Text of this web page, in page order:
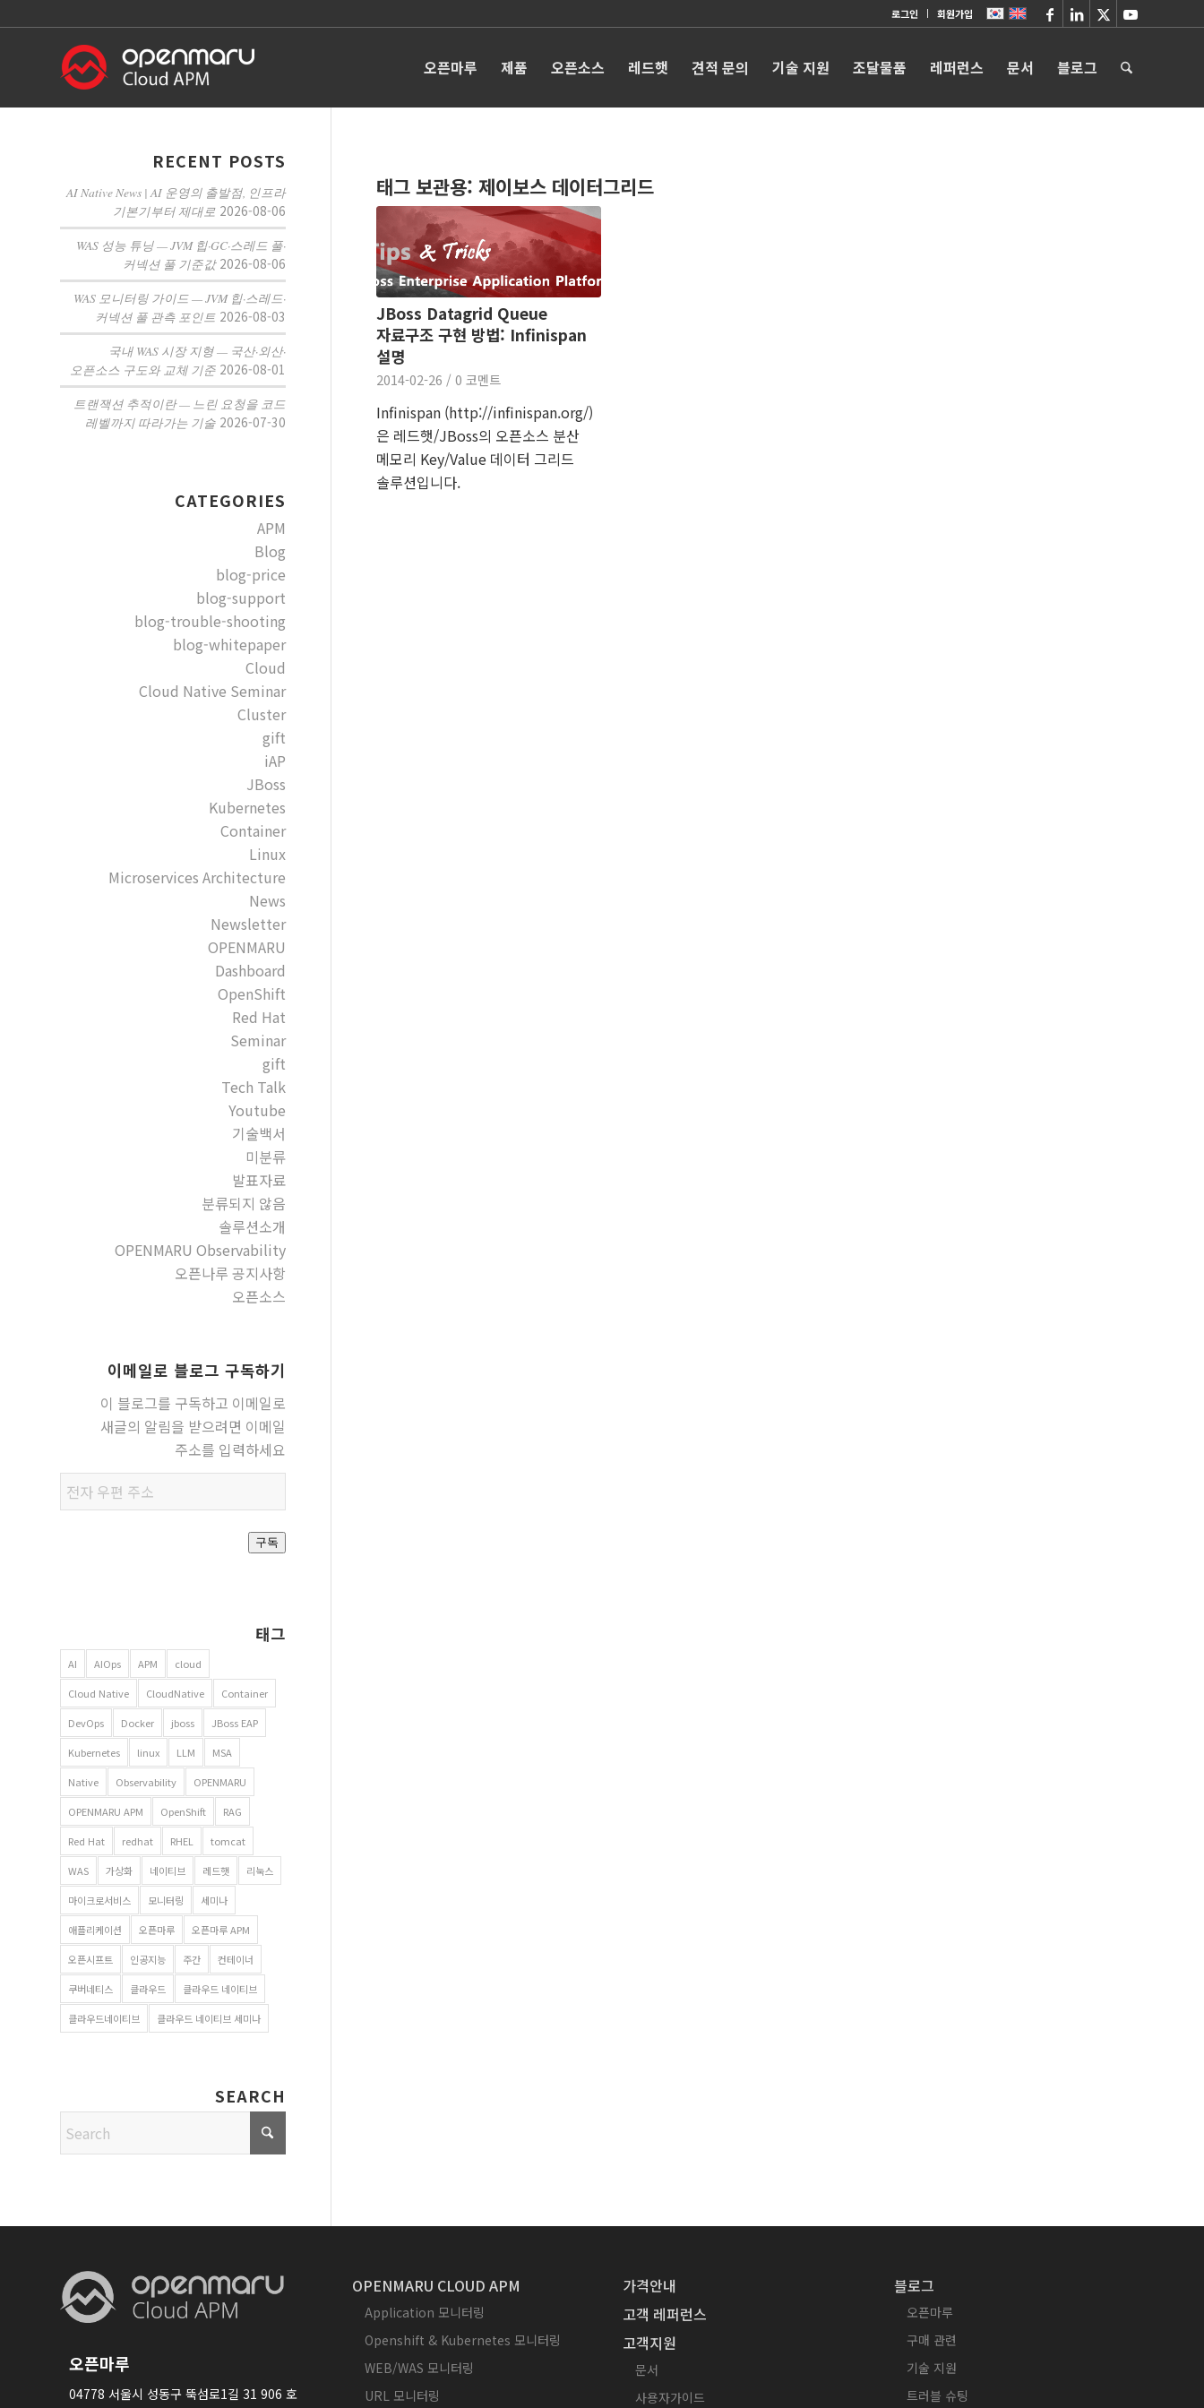
로그인 회원가입
오픈마루 제품 오픈소스 레드햇 견적 문의 기술 지원 조달물품 레퍼런스 문서 블로그
태그 보관용: 제이보스 데이터그리드
JBoss Datagrid Queue
자료구조 구현 방법: Infinispan
설명
2014-02-26 / 0 코멘트
Infinispan (http://infinispan.org/)
은 레드햇/JBoss의 오픈소스 분산
메모리 Key/Value 데이터 그리드
솔루션입니다.
RECENT POSTS
AI Native News | AI 운영의 출발점, 인프라
기본기부터 제대로 2026-08-06
WAS 성능 튜닝 — JVM 힙·GC·스레드 풀·
커넥션 풀 기준값 2026-08-06
WAS 모니터링 가이드 — JVM 힙·스레드·
커넥션 풀 관측 포인트 2026-08-03
국내 WAS 시장 지형 — 국산·외산·
오픈소스 구도와 교체 기준 2026-08-01
트랜잭션 추적이란 — 느린 요청을 코드
레벨까지 따라가는 기술 2026-07-30
CATEGORIES
APM
Blog
blog-price
blog-support
blog-trouble-shooting
blog-whitepaper
Cloud
Cloud Native Seminar
Cluster
gift
iAP
JBoss
Kubernetes
Container
Linux
Microservices Architecture
News
Newsletter
OPENMARU
Dashboard
OpenShift
Red Hat
Seminar
gift
Tech Talk
Youtube
기술백서
미분류
발표자료
분류되지 않음
솔루션소개
OPENMARU Observability
오픈나루 공지사항
오픈소스
이메일로 블로그 구독하기
이 블로그를 구독하고 이메일로
새글의 알림을 받으려면 이메일
주소를 입력하세요
우편
주소
구독
태그
AI AIOps APM cloud
Cloud Native CloudNative Container
DevOps Docker jboss JBoss EAP
Kubernetes linux LLM MSA
Native Observability OPENMARU
OPENMARU APM OpenShift RAG
Red Hat redhat RHEL tomcat
WAS 가상화 네이티브 레드햇 리눅스
마이크로서비스 모니터링 세미나
애플리케이션 오픈마루 오픈마루 APM
오픈시프트 인공지능 주간 컨테이너
쿠버네티스 클라우드 클라우드 네이티브
클라우드네이티브 클라우드 네이티브 세미나
SEARCH
오픈마루
04778 서울시 성동구 뚝섬로1길 31 906 호
OPENMARU CLOUD APM
Application 모니터링
Openshift & Kubernetes 모니터링
WEB/WAS 모니터링
URL 모니터링
가격안내
고객 레퍼런스
고객지원
문서
사용자가이드
블로그
오픈마루
구매 관련
기술 지원
트러블 슈팅